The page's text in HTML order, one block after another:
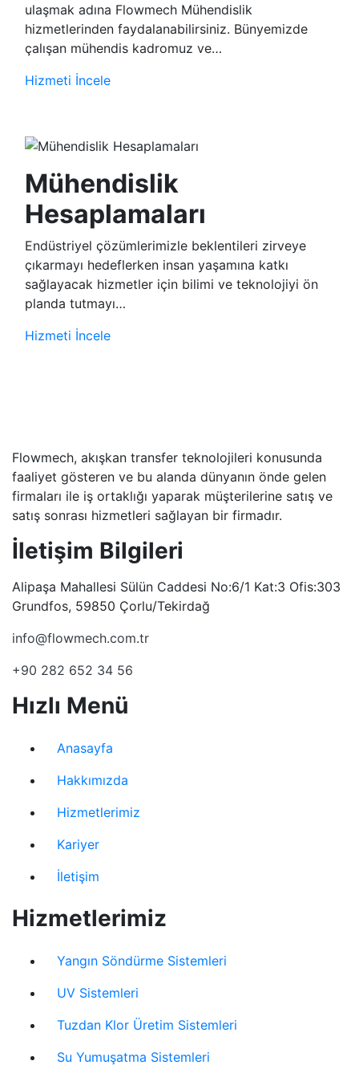
ulaşmak adına Flowmech Mühendislik
hizmetlerinden faydalanabilirsiniz. Bünyemizde
çalışan mühendis kadromuz ve…
Hizmeti İncele
Mühendislik
Hesaplamaları
Endüstriyel çözümlerimizle beklentileri zirveye
çıkarmayı hedeflerken insan yaşamına katkı
sağlayacak hizmetler için bilimi ve teknolojiyi ön
planda tutmayı…
Hizmeti İncele
Flowmech, akışkan transfer teknolojileri konusunda
faaliyet gösteren ve bu alanda dünyanın önde gelen
firmaları ile iş ortaklığı yaparak müşterilerine satış ve
satış sonrası hizmetleri sağlayan bir firmadır.
Hızlı Menü
Anasayfa
Hakkımızda
Hizmetlerimiz
Kariyer
İletişim
Hizmetlerimiz
Yangın Söndürme Sistemleri
UV Sistemleri
Tuzdan Klor Üretim Sistemleri
Su Yumuşatma Sistemleri
İletişim Bilgileri
Alipaşa Mahallesi Sülün Caddesi No:6/1 Kat:3 Ofis:303
Grundfos, 59850 Çorlu/Tekirdağ
info@flowmech.com.tr
+90 282 652 34 56